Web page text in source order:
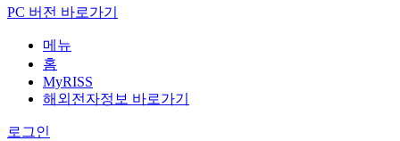
PC 버전 바로가기
메뉴
홈
MyRISS
해외전자정보 바로가기
로그인